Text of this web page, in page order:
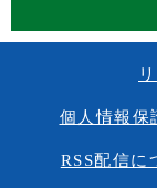
個人情報保
RSS配信に